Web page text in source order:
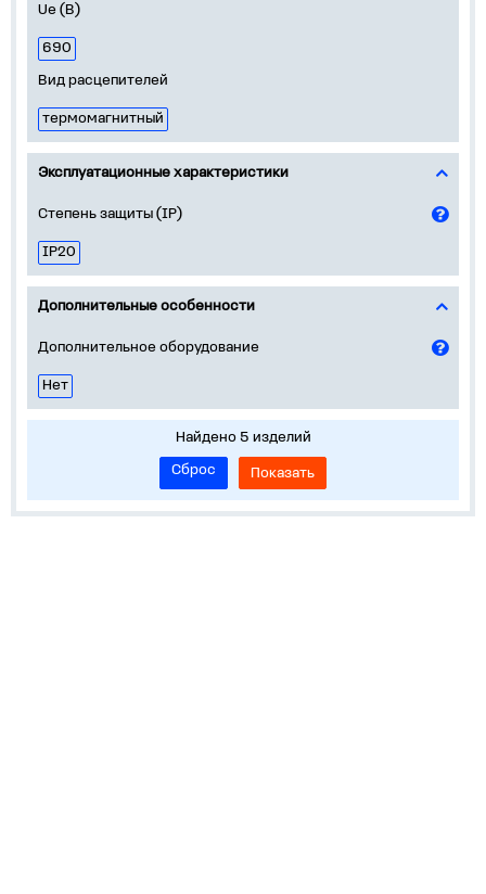
Ue (В)
690
Вид расцепителей
термомагнитный
Эксплуатационные характеристики
Степень защиты (IP)
IP20
Дополнительные особенности
Дополнительное оборудование
Нет
Найдено 5 изделий
Сброс
Показать